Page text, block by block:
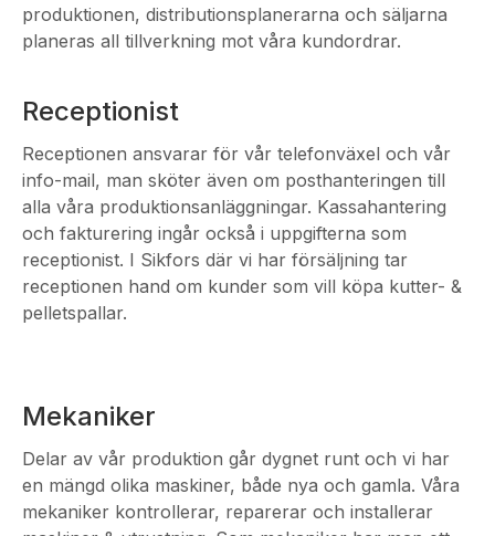
produktionen, distributionsplanerarna och säljarna
planeras all tillverkning mot våra kundordrar.
Receptionist
Receptionen ansvarar för vår telefonväxel och vår
info-mail, man sköter även om posthanteringen till
alla våra produktionsanläggningar. Kassahantering
och fakturering ingår också i uppgifterna som
receptionist. I Sikfors där vi har försäljning tar
receptionen hand om kunder som vill köpa kutter- &
pelletspallar.
Mekaniker
Delar av vår produktion går dygnet runt och vi har
en mängd olika maskiner, både nya och gamla. Våra
mekaniker kontrollerar, reparerar och installerar